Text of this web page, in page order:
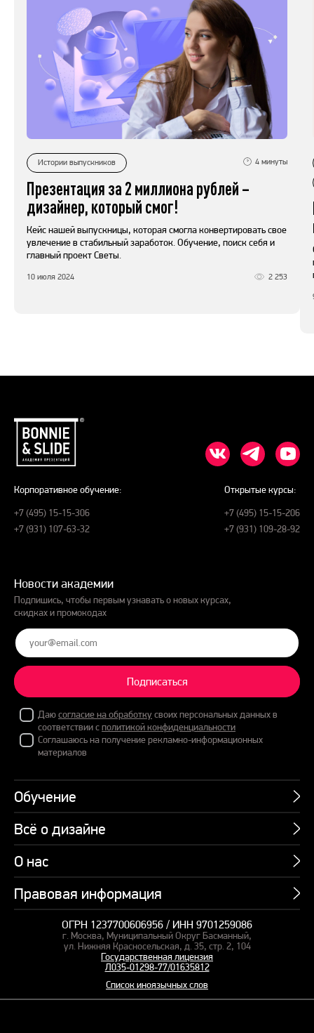
Истории выпускников 4 минуты
Презентация за 2 миллиона рублей –
дизайнер, который смог!
Кейс нашей выпускницы, которая смогла конвертировать свое
увлечение в стабильный заработок. Обучение, поиск себя и
главный проект Светы.
10 июля 2024 2 253
Корпоративное обучение:
+7 (495) 15-15-306
+7 (931) 107-63-32
Открытые курсы:
+7 (495) 15-15-206
+7 (931) 109-28-92
Новости академии
Подпишись, чтобы первым узнавать о новых курсах,
скидках и промокодах
Подписаться
Даюсогласие на обработкусвоих персональных данных в
соответствии сполитикой конфиденциальности
Соглашаюсь на получение рекламно-информационных
материалов
Обучение
Курсы
Пакетные предложения
Профессии
Подарочные сертификаты
Корпоративное обучение
Курсы для сотрудников
Пакетные предложения
Всё о дизайне
Учебник по презентациям
Банк слайдов
Вебинары
Студия дизайна
Заказать презентацию
О нас
Об академии
СМИ о нас
Правовая информация
Карта сайта
Оферта и лицензия
Политика конфиденциальности
ОГРН 1237700606956 / ИНН 9701259086
г. Москва, Муниципальный Округ Басманный,
ул. Нижняя Красносельская, д. 35, стр. 2, 104
Государственная лицензия
Л035-01298-77/01635812
Список иноязычных слов